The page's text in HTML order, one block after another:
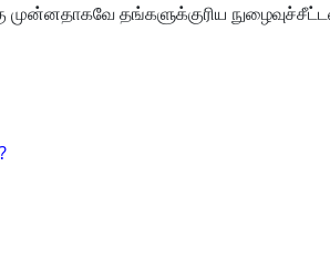
முன்னதாகவே தங்களுக்குரிய